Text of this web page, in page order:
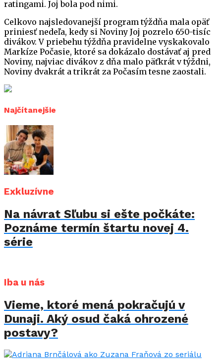
ratingami. Joj bola pod nimi.
Celkovo najsledovanejší program týždňa mala opäť
priniesť nedeľa, kedy si Noviny Joj pozrelo 650-tisíc
divákov. V priebehu týždňa pravidelne vyskakovalo
Markíze Počasie, ktoré sa dokázalo dostávať aj pred
Noviny, najviac divákov z dňa malo päťkrát v týždni,
Noviny dvakrát a trikrát za Počasím tesne zaostali.
Najčítanejšie
Exkluzívne
Na návrat Sľubu si ešte počkáte:
Poznáme termín štartu novej 4.
série
Iba u nás
Vieme, ktoré mená pokračujú v
Dunaji. Aký osud čaká ohrozené
postavy?